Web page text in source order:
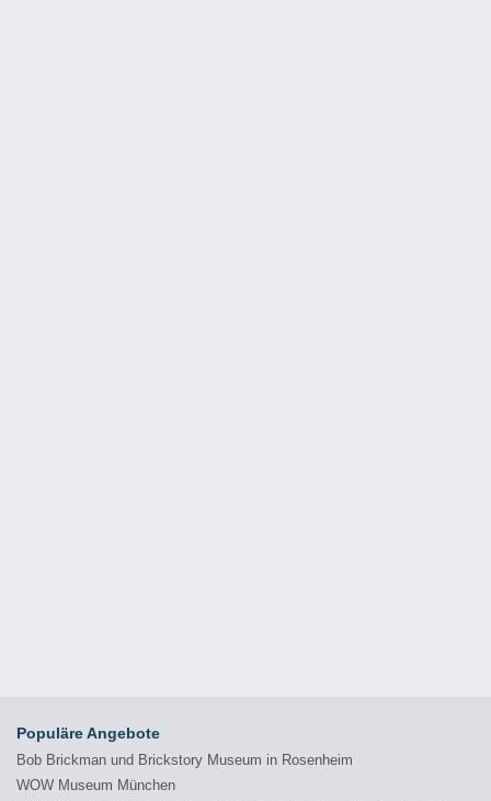
Populäre Angebote
Bob Brickman und Brickstory Museum in Rosenheim
WOW Museum München